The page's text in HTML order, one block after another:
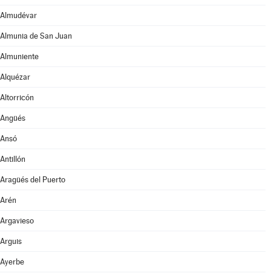
Almudévar
Almunia de San Juan
Almuniente
Alquézar
Altorricón
Angüés
Ansó
Antillón
Aragüés del Puerto
Arén
Argavieso
Arguis
Ayerbe